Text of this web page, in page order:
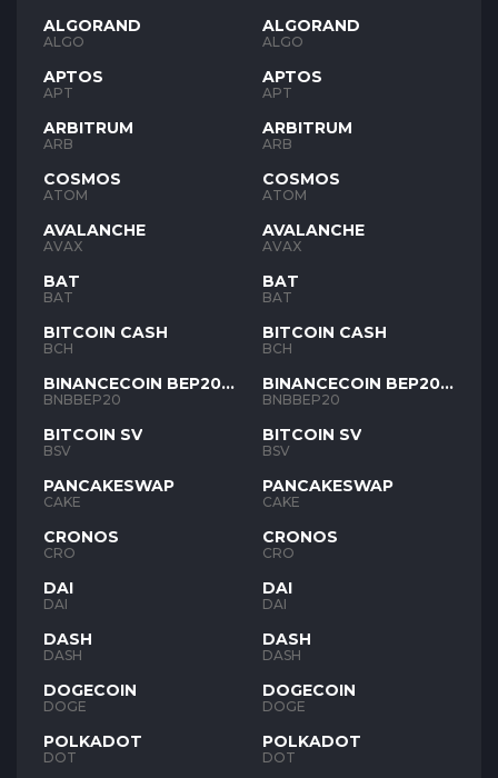
ALGORAND
ALGO
APTOS
APT
ARBITRUM
ARB
COSMOS
ATOM
AVALANCHE
AVAX
BAT
BAT
BITCOIN CASH
BCH
BINANCECOIN BEP20
BNB
BNBBEP20
BITCOIN SV
BSV
PANCAKESWAP
CAKE
CRONOS
CRO
DAI
DAI
DASH
DASH
DOGECOIN
DOGE
POLKADOT
DOT
ALGORAND
ALGO
APTOS
APT
ARBITRUM
ARB
COSMOS
ATOM
AVALANCHE
AVAX
BAT
BAT
BITCOIN CASH
BCH
BINANCECOIN BEP20
BNB
BNBBEP20
BITCOIN SV
BSV
PANCAKESWAP
CAKE
CRONOS
CRO
DAI
DAI
DASH
DASH
DOGECOIN
DOGE
POLKADOT
DOT